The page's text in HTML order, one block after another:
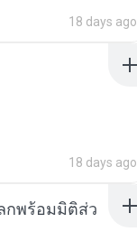
18 days ago
18 days ago
กพร้อมมิติส่ว